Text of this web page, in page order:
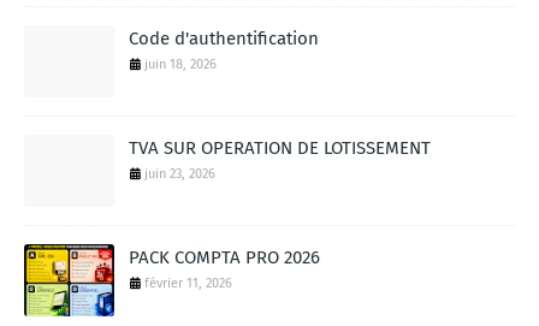
Code d'authentification
juin 18, 2026
TVA SUR OPERATION DE LOTISSEMENT
juin 23, 2026
PACK COMPTA PRO 2026
février 11, 2026